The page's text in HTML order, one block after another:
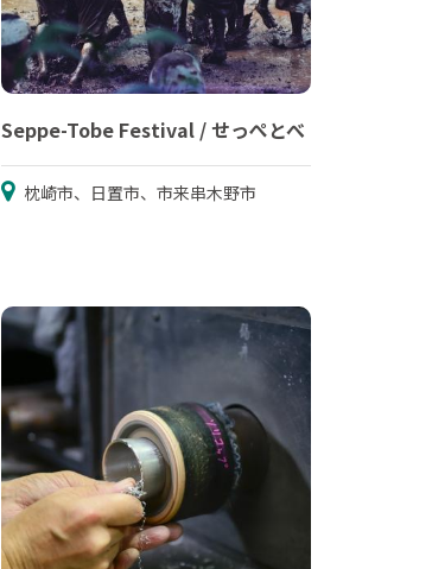
Seppe-Tobe Festival / せっぺとべ
枕崎市、日置市、市来串木野市